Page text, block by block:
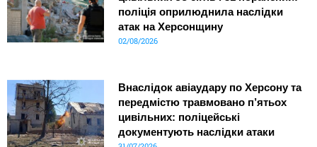
поліція оприлюднила наслідки
атак на Херсонщину
02/08/2026
Внаслідок авіаудару по Херсону та
передмістю травмовано п’ятьох
цивільних: поліцейські
документують наслідки атаки